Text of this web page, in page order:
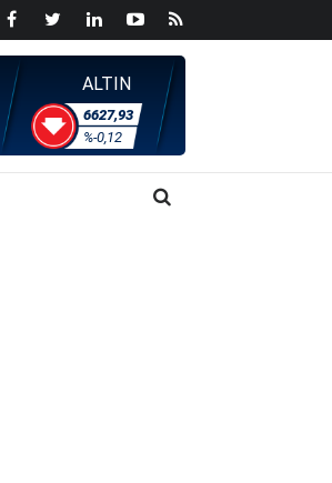
ALTIN
6627,93
%-0,12